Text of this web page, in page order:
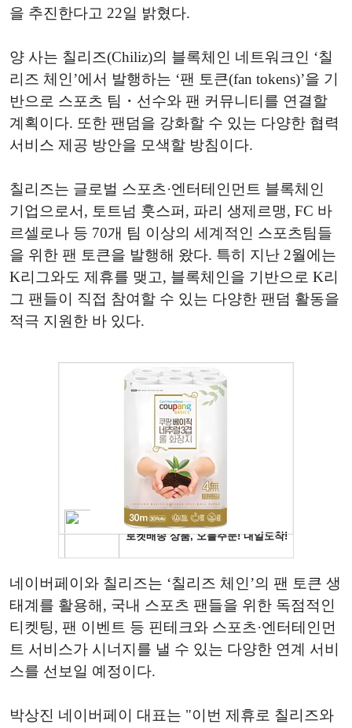
을 추진한다고 22일 밝혔다.
양 사는 칠리즈(Chiliz)의 블록체인 네트워크인 ‘칠
리즈 체인’에서 발행하는 ‘팬 토큰(fan tokens)’을 기
반으로 스포츠 팀・선수와 팬 커뮤니티를 연결할
계획이다. 또한 팬덤을 강화할 수 있는 다양한 협력
서비스 제공 방안을 모색할 방침이다.
칠리즈는 글로벌 스포츠·엔터테인먼트 블록체인
기업으로서, 토트넘 훗스퍼, 파리 생제르맹, FC 바
르셀로나 등 70개 팀 이상의 세계적인 스포츠팀들
을 위한 팬 토큰을 발행해 왔다. 특히 지난 2월에는
K리그와도 제휴를 맺고, 블록체인을 기반으로 K리
그 팬들이 직접 참여할 수 있는 다양한 팬덤 활동을
적극 지원한 바 있다.
네이버페이와 칠리즈는 ‘칠리즈 체인’의 팬 토큰 생
태계를 활용해, 국내 스포츠 팬들을 위한 독점적인
티켓팅, 팬 이벤트 등 핀테크와 스포츠·엔터테인먼
트 서비스가 시너지를 낼 수 있는 다양한 연계 서비
스를 선보일 예정이다.
박상진 네이버페이 대표는 "이번 제휴로 칠리즈와